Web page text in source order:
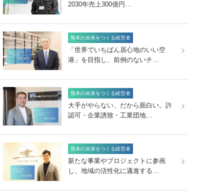
2030年売上300億円…
熊本の未来をつくる経営者
「世界でいちばん居心地のいい空
港」を目指し、前例のないチ…
熊本の未来をつくる経営者
大手がやらない、だから面白い。許
認可・企業誘致・工業団地…
熊本の未来をつくる経営者
新たな事業やプロジェクトに参画
し、地域の活性化に邁進する…